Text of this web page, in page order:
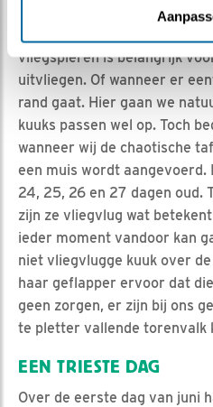
cm wat bijna het dubbele is
vliegspieren is belangrijk
uitvliegen. Of wanneer er
rand gaat. Hier gaan we
kuuks passen wel op. Toch
wanneer wij de chaotische
een muis wordt aangevoerd.
24, 25, 26 en 27 dagen oud.
zijn ze vliegvlug wat
ieder moment vandoor kan
niet vliegvlugge kuuk over
haar geflapper ervoor dat
geen zorgen, er zijn bij ons
te pletter vallende torenvalk
EEN TRIESTE DAG
Over de eerste dag van juni